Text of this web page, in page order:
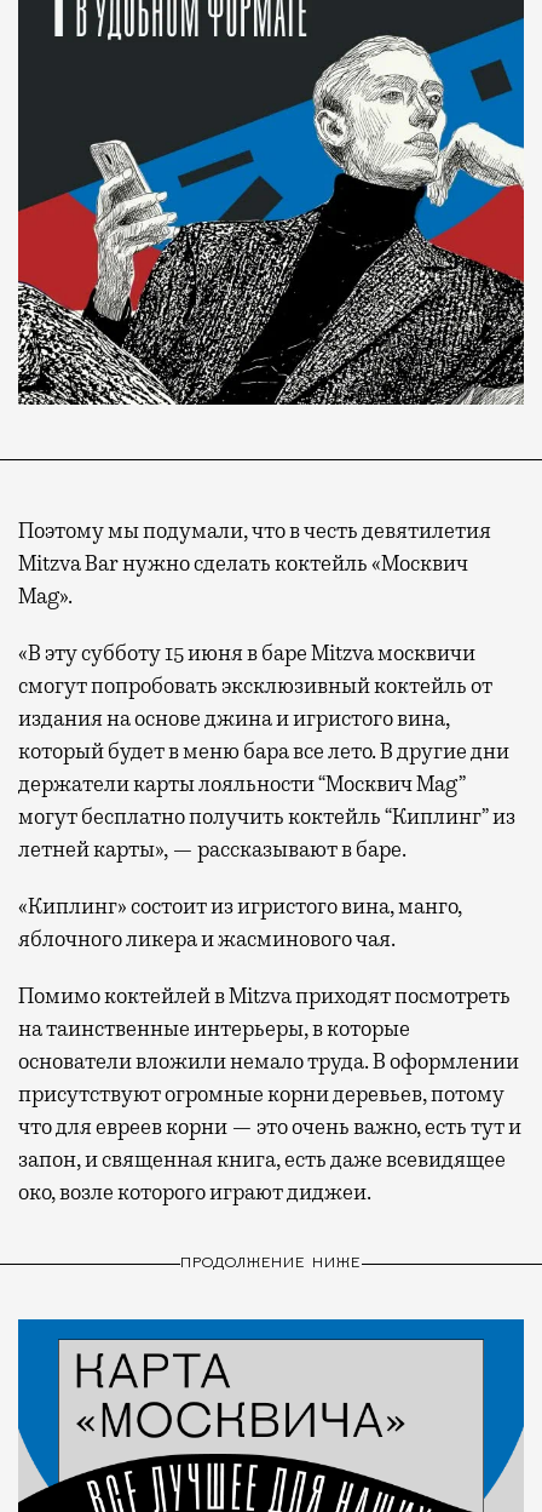
Поэтому мы подумали, что в честь девятилетия
Mitzva Bar нужно сделать коктейль «Москвич
Mag».
«В эту субботу 15 июня в баре Mitzva москвичи
смогут попробовать эксклюзивный коктейль от
издания на основе джина и игристого вина,
который будет в меню бара все лето. В другие дни
держатели карты лояльности “Москвич Mag”
могут бесплатно получить коктейль “Киплинг” из
летней карты», — рассказывают в баре.
«Киплинг» состоит из игристого вина, манго,
яблочного ликера и жасминового чая.
Помимо коктейлей в Mitzva приходят посмотреть
на таинственные интерьеры, в которые
основатели вложили немало труда. В оформлении
присутствуют огромные корни деревьев, потому
что для евреев корни — это очень важно, есть тут и
запон, и священная книга, есть даже всевидящее
око, возле которого играют диджеи.
ПРОДОЛЖЕНИЕ НИЖЕ